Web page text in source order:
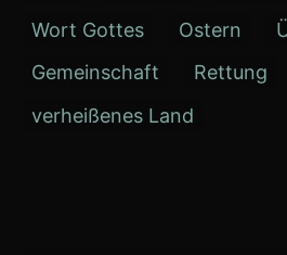
Wort Gottes
Ostern
Gemeinschaft
Rettung
verheißenes Land